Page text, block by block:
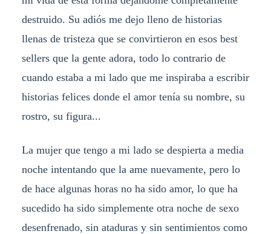
destruido. Su adiós me dejo lleno de historias
llenas de tristeza que se convirtieron en esos best
sellers que la gente adora, todo lo contrario de
cuando estaba a mi lado que me inspiraba a escribir
historias felices donde el amor tenía su nombre, su
rostro, su figura...
La mujer que tengo a mi lado se despierta a media
noche intentando que la ame nuevamente, pero lo
de hace algunas horas no ha sido amor, lo que ha
sucedido ha sido simplemente otra noche de sexo
desenfrenado, sin ataduras y sin sentimientos como